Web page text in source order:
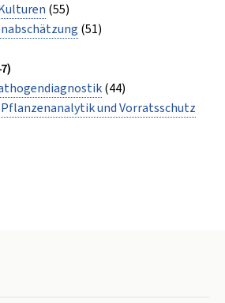
(55)
(51)
(44)
und Vorratsschutz